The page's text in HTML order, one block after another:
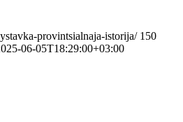
provintsialnaja-istorija/ 150
06-05T18:29:00+03:00